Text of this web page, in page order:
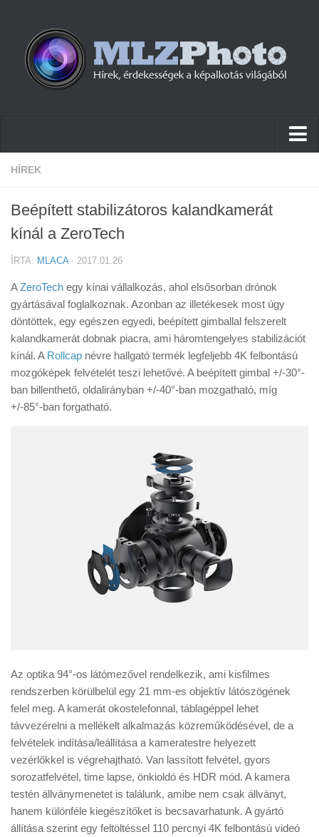
Hírek
Cikkek
Tudástár
Tanácsok
Érdekességek
Helyszíni Riport
E-BB
HÍREK
Beépített stabilizátoros kalandkamerát
kínál a ZeroTech
ÍRTA: MLACA· 2017.01.26
AZeroTech egy kínai vállalkozás, ahol elsősorban drónok
gyártásával foglalkoznak. Azonban az illetékesek most úgy
döntöttek, egy egészen egyedi, beépített gimballal felszerelt
kalandkamerát dobnak piacra, ami háromtengelyes stabilizációt
kínál. A Rollcap névre hallgató termék legfeljebb 4K felbontású
mozgóképek felvételét teszi lehetővé. A beépített gimbal +/-30°-
ban billenthető, oldalirányban +/-40°-ban mozgatható, míg
+/-85°-ban forgatható.
Az optika 94°-os látómezővel rendelkezik, ami kisfilmes
rendszerben körülbelül egy 21 mm-es objektív látószögének
felel meg. A kamerát okostelefonnal, táblagéppel lehet
távvezérelni a mellékelt alkalmazás közreműködésével, de a
felvételek indítása/leállítása a kameratestre helyezett
vezérlőkkel is végrehajtható. Van lassított felvétel, gyors
sorozatfelvétel, time lapse, önkioldó és HDR mód. A kamera
testén állványmenetet is találunk, amibe nem csak állványt,
hanem különféle kiegészítőket is becsavarhatunk. A gyártó
állítása szerint egy feltöltéssel 110 percnyi 4K felbontású videó